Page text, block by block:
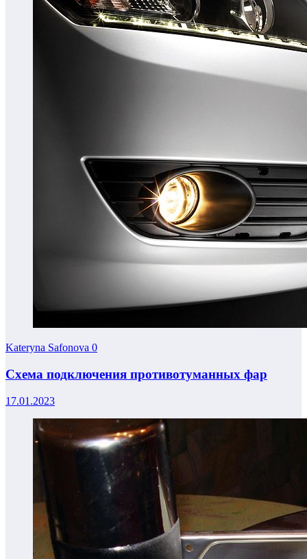
Kateryna Safonova 0
Схема подключения противотуманных фар
17.01.2023